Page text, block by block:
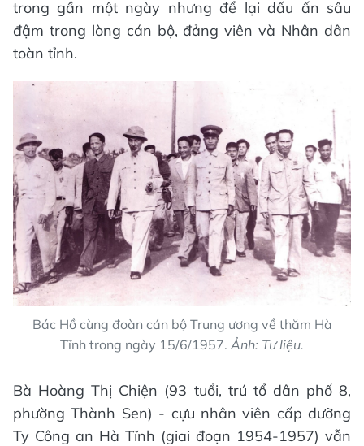
trong gần một ngày nhưng để lại dấu ấn sâu
đậm trong lòng cán bộ, đảng viên và Nhân dân
toàn tỉnh.
Bác Hồ cùng đoàn cán bộ Trung ương về thăm Hà
Tĩnh trong ngày 15/6/1957. Ảnh: Tư liệu.
Bà Hoàng Thị Chiện (93 tuổi, trú tổ dân phố 8,
phường Thành Sen) - cựu nhân viên cấp dưỡng
Ty Công an Hà Tĩnh (giai đoạn 1954-1957) vẫn